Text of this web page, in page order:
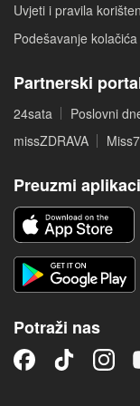
Uvjeti i pravila
Podešavanje kolačića
Partnerski
24sata Poslovni
missZDRAVA
Miss7
Preuzmi
Potraži nas